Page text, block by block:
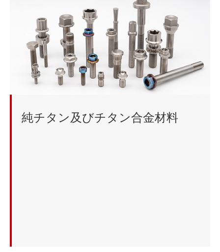
純チタン及びチタン合金材料